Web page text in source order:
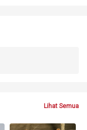
Lihat Semua